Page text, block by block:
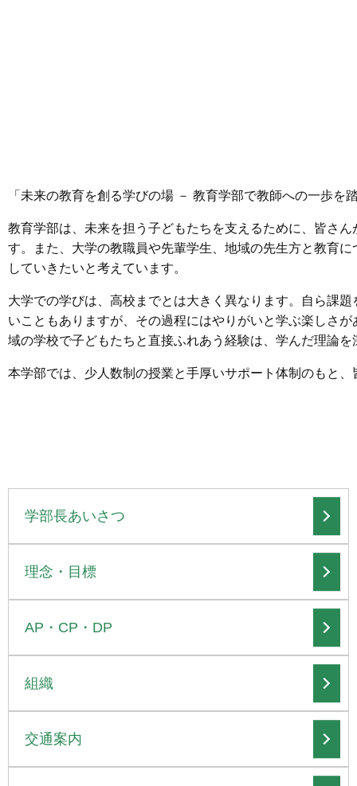
学部⻑あいさつ
理念・⽬標
AP・CP・DP
組織
交通案内
「未来の教育を創る学びの場 － 教育学部で教師への一歩を
教育学部は、未来を担う子どもたちを支えるために、皆さ
す。また、大学の教職員や先輩学生、地域の先生方と教育
していきたいと考えています。
大学での学びは、高校までとは大きく異なります。自ら課
いこともありますが、その過程にはやりがいと学ぶ楽しさ
域の学校で子どもたちと直接ふれあう経験は、学んだ理論
本学部では、少人数制の授業と手厚いサポート体制のもと